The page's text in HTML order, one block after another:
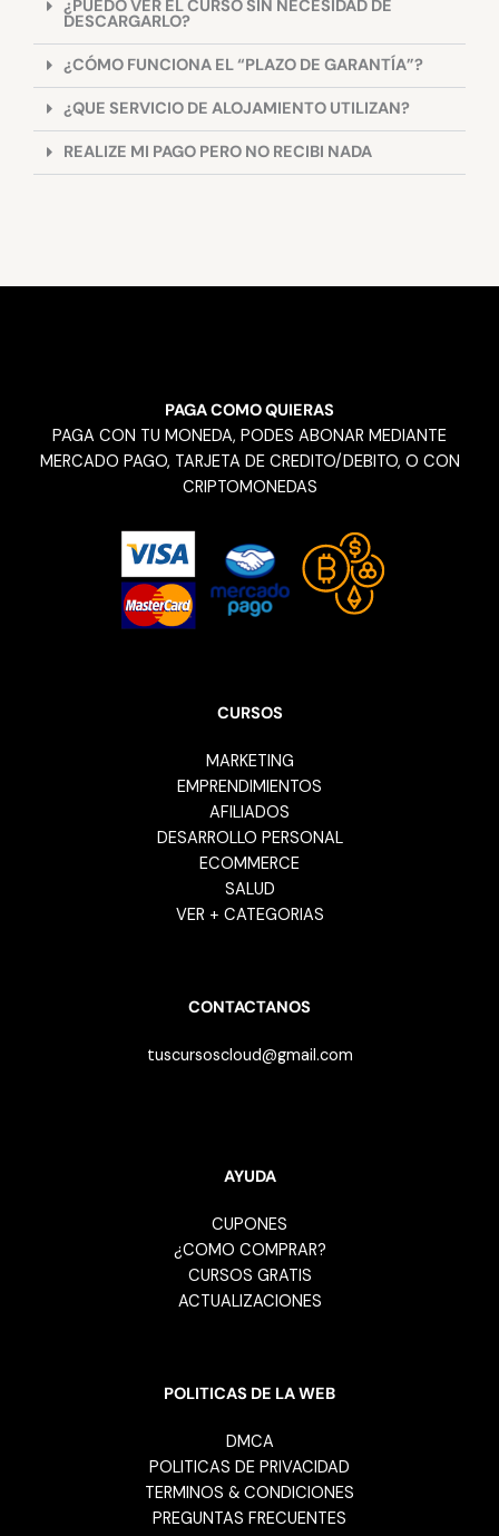
¿PUEDO VER EL CURSO SIN NECESIDAD DE
DESCARGARLO?
¿CÓMO FUNCIONA EL “PLAZO DE GARANTÍA”?
¿QUE SERVICIO DE ALOJAMIENTO UTILIZAN?
REALIZE MI PAGO PERO NO RECIBI NADA
PAGA COMO QUIERAS
PAGA CON TU MONEDA, PODES ABONAR MEDIANTE
MERCADO PAGO, TARJETA DE CREDITO/DEBITO, O CON
CRIPTOMONEDAS
CURSOS
MARKETING
EMPRENDIMIENTOS
AFILIADOS
DESARROLLO PERSONAL
ECOMMERCE
SALUD
VER + CATEGORIAS
CONTACTANOS
tuscursoscloud@gmail.com
AYUDA
CUPONES
¿COMO COMPRAR?
CURSOS GRATIS
ACTUALIZACIONES
POLITICAS DE LA WEB
DMCA
POLITICAS DE PRIVACIDAD
TERMINOS & CONDICIONES
PREGUNTAS FRECUENTES